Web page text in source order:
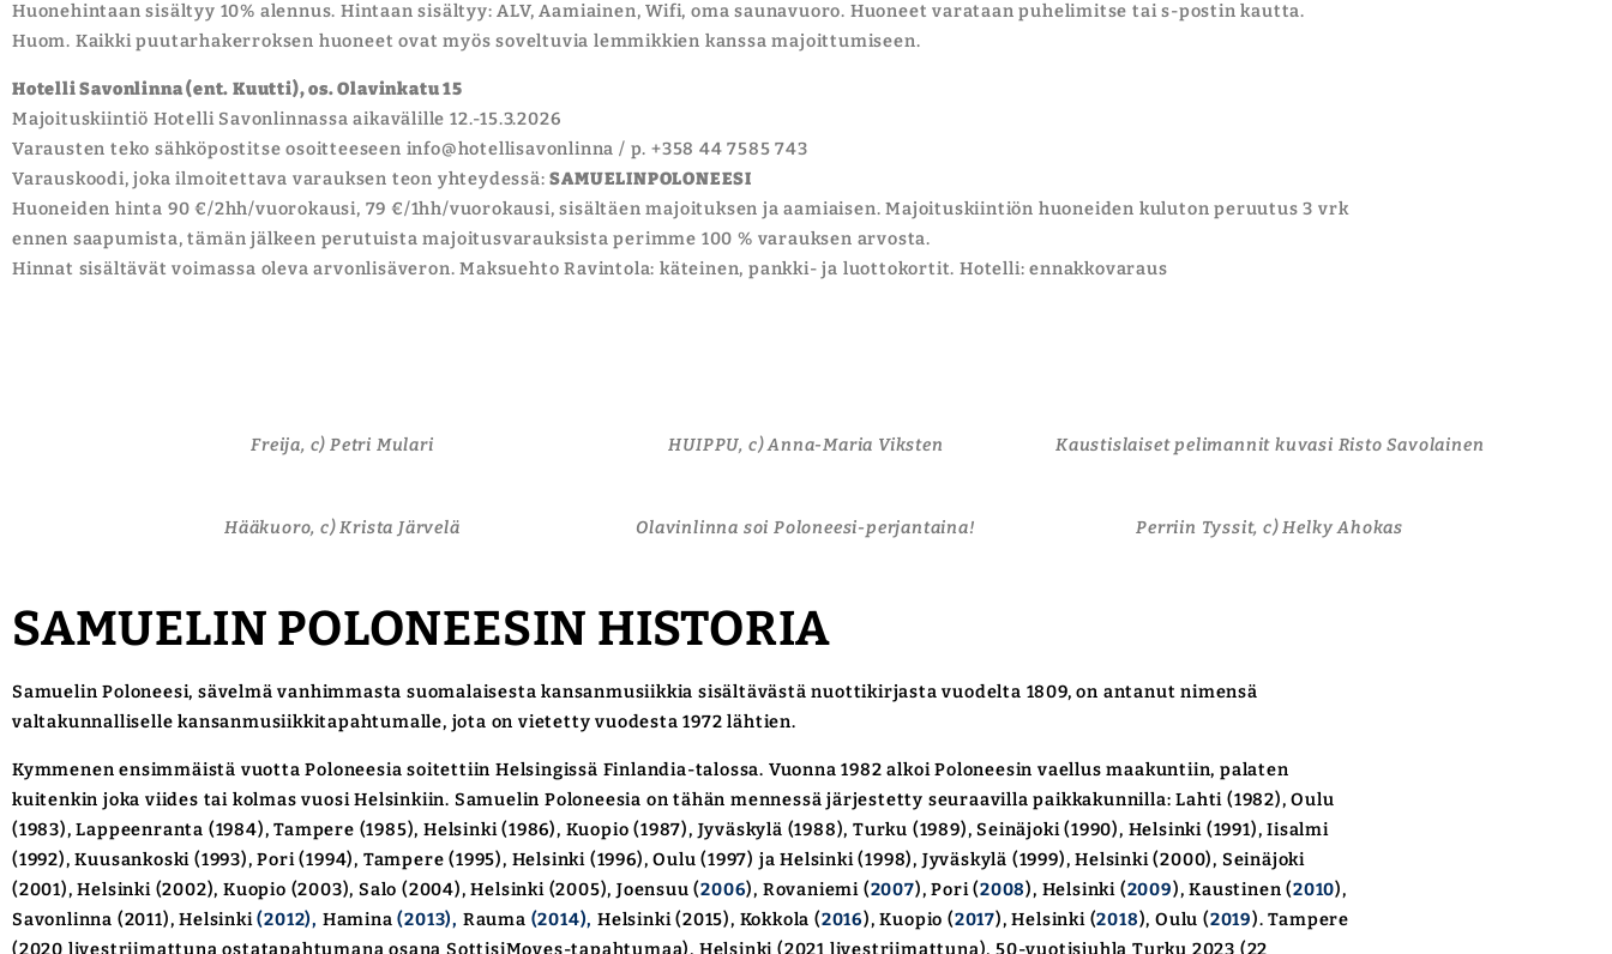
Huonehintaan sisältyy 10% alennus. Hintaan sisältyy: ALV, Aamiainen, Wifi, oma saunavuoro. Huoneet varataan puhelimitse tai s-postin kautta.
Huom. Kaikki puutarhakerroksen huoneet ovat myös soveltuvia lemmikkien kanssa majoittumiseen.
Hotelli Savonlinna (ent. Kuutti), os. Olavinkatu 15
Majoituskiintiö Hotelli Savonlinnassa aikavälille 12.-15.3.2026
Varausten teko sähköpostitse osoitteeseen info@hotellisavonlinna / p. +358 44 7585 743
Varauskoodi, joka ilmoitettava varauksen teon yhteydessä:SAMUELINPOLONEESI
Huoneiden hinta 90 €/2hh/vuorokausi, 79 €/1hh/vuorokausi, sisältäen majoituksen ja aamiaisen. Majoituskiintiön huoneiden kuluton peruutus 3 vrk
ennen saapumista, tämän jälkeen perutuista majoitusvarauksista perimme 100 % varauksen arvosta.
Hinnat sisältävät voimassa oleva arvonlisäveron. Maksuehto Ravintola: käteinen, pankki- ja luottokortit. Hotelli: ennakkovaraus
Freija, c) Petri Mulari HUIPPU, c) Anna-Maria Viksten Kaustislaiset pelimannit kuvasi Risto Savolainen
Hääkuoro, c) Krista Järvelä Olavinlinna soi Poloneesi-perjantaina! Perriin Tyssit, c) Helky Ahokas
SAMUELIN POLONEESIN HISTORIA
Samuelin Poloneesi, sävelmä vanhimmasta suomalaisesta kansanmusiikkia sisältävästä nuottikirjasta vuodelta 1809, on antanut nimensä
valtakunnalliselle kansanmusiikkitapahtumalle, jota on vietetty vuodesta 1972 lähtien.
Kymmenen ensimmäistä vuotta Poloneesia soitettiin Helsingissä Finlandia-talossa. Vuonna 1982 alkoi Poloneesin vaellus maakuntiin, palaten
kuitenkin joka viides tai kolmas vuosi Helsinkiin. Samuelin Poloneesia on tähän mennessä järjestetty seuraavilla paikkakunnilla: Lahti (1982), Oulu
(1983), Lappeenranta (1984), Tampere (1985), Helsinki (1986), Kuopio (1987), Jyväskylä (1988), Turku (1989), Seinäjoki (1990), Helsinki (1991), Iisalmi
(1992), Kuusankoski (1993), Pori (1994), Tampere (1995), Helsinki (1996), Oulu (1997) ja Helsinki (1998), Jyväskylä (1999), Helsinki (2000), Seinäjoki
(2001), Helsinki (2002), Kuopio (2003), Salo (2004), Helsinki (2005), Joensuu (2006), Rovaniemi (2007), Pori (2008), Helsinki (2009), Kaustinen (2010),
Savonlinna (2011), Helsinki(2012), Hamina(2013), Rauma (2014), Helsinki (2015), Kokkola (2016), Kuopio (2017), Helsinki (2018), Oulu (2019). Tampere
(2020 livestriimattuna ostatapahtumana osana SottisiMoves-tapahtumaa), Helsinki (2021 livestriimattuna), 50-vuotisjuhla Turku 2023 (22